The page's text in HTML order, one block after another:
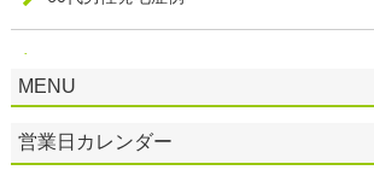
30代女性発毛症例
MENU
営業日カレンダー